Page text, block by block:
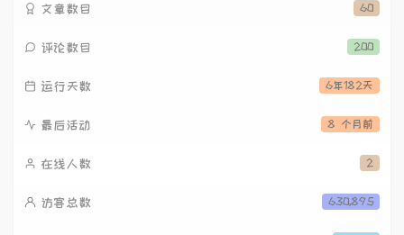
60
文章数目
200
评论数目
6年182天
运行天数
8 个月前
最后活动
2
在线人数
630,895
访客总数